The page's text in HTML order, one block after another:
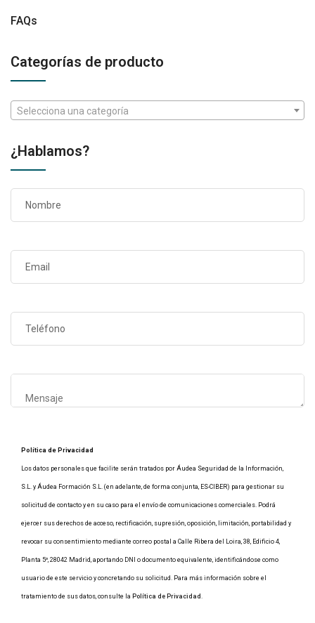
FAQs
Categorías de producto
Selecciona una categoría
¿Hablamos?
Política de Privacidad
Los datos personales que facilite serán tratados por Áudea Seguridad de la Información,
S.L. y Áudea Formación S.L. (en adelante, de forma conjunta, ES-CIBER) para gestionar su
solicitud de contacto y en su caso para el envío de comunicaciones comerciales. Podrá
ejercer sus derechos de acceso, rectificación, supresión, oposición, limitación, portabilidad y
revocar su consentimiento mediante correo postal a Calle Ribera del Loira, 38, Edificio 4,
Planta 5º, 28042 Madrid, aportando DNI o documento equivalente, identificándose como
usuario de este servicio y concretando su solicitud. Para más información sobre el
tratamiento de sus datos, consulte la Política de Privacidad .